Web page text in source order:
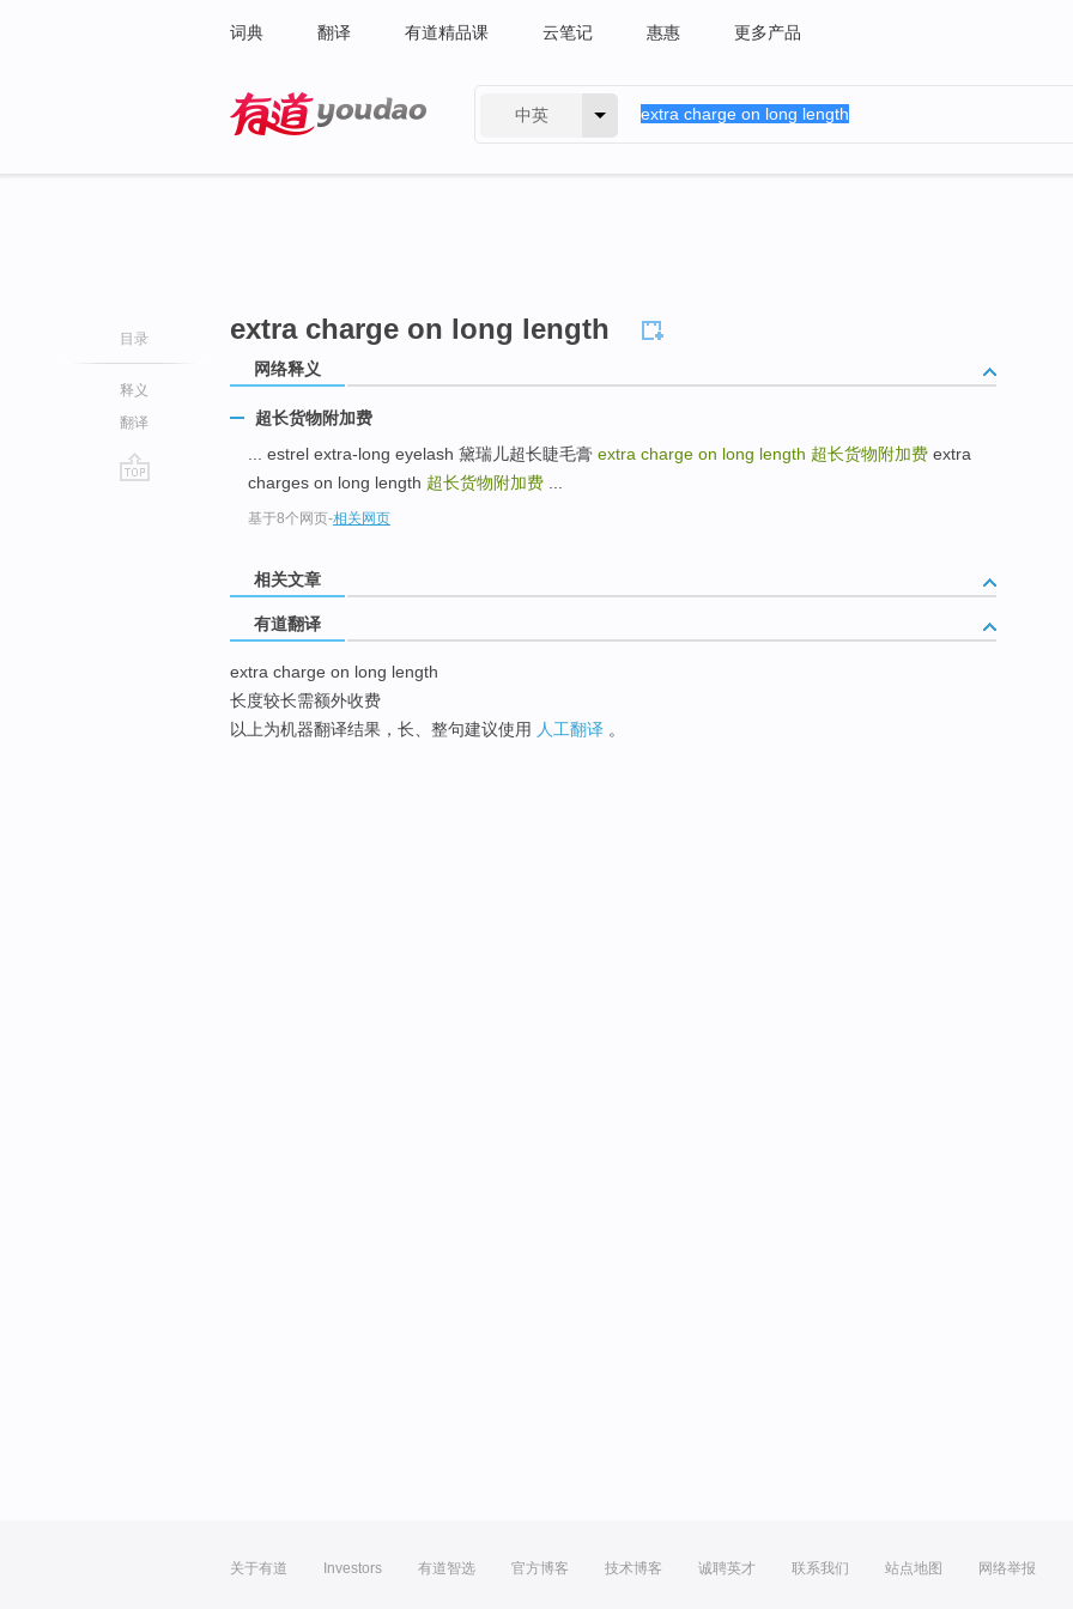
词典 翻译 有道精品课 云笔记 惠惠 更多产品
中英
目录
释义
翻译
extra charge on long length
网络释义
超长货物附加费
... estrel extra-long eyelash 黛瑞儿超长睫毛膏 extra charge on long length 超长货物附加费 extra
charges on long length 超长货物附加费
基于8个网页-相关网页
相关文章
有道翻译
extra charge on long length
长度较长需额外收费
以上为机器翻译结果，长、整句建议使用 人工翻译 。
关于有道 Investors 有道智选 官方博客 技术博客 诚聘英才 联系我们 站点地图 网络举报